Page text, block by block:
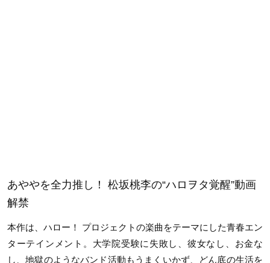
あややを全力推し！ 松坂桃李の“ハロヲタ覚醒”動画
解禁
本作は、ハロー！ プロジェクトの楽曲をテーマにした青春エン
ターテインメント。大学院受験に失敗し、彼女なし、お金な
し、地獄のようなバンド活動もうまくいかず、どん底の生活を